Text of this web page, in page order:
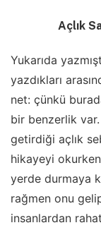
Açlık
Yukarıda
yazdıkları
net: çünkü
bir benzerlik
getirdiği açlık
hikayeyi okurken
yerde durmaya
rağmen onu
insanlardan